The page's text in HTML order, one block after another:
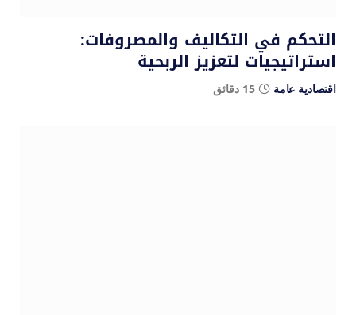
التحكم في التكاليف والمصروفات:
استراتيجيات لتعزيز الربحية
اقتصادية عامة 15 دقائق